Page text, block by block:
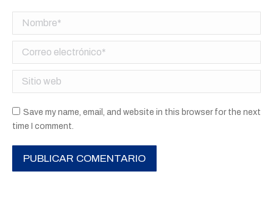
Nombre *
Correo electrónico *
Sitio web
Save my name, email, and website in this browser for the next
time I comment.
PUBLICAR COMENTARIO